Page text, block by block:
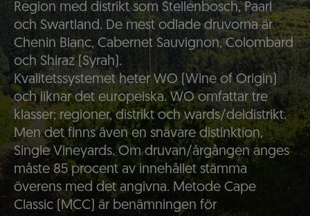
Region med distrikt som Stellenbosch, Paarl
och Swartland. De mest odlade druvorna är
Chenin Blanc, Cabernet Sauvignon, Colombard
och Shiraz (Syrah).
Kvalitetssystemet heter WO (Wine of Origin)
och liknar det europeiska. WO omfattar tre
klasser; regioner, distrikt och wards/deldistrikt.
Men det finns även en snävare distinktion,
Single Vineyards. Om druvan/årgången anges
måste 85 procent av innehållet stämma
överens med det angivna. Metode Cape
Classic (MCC) är benämningen för